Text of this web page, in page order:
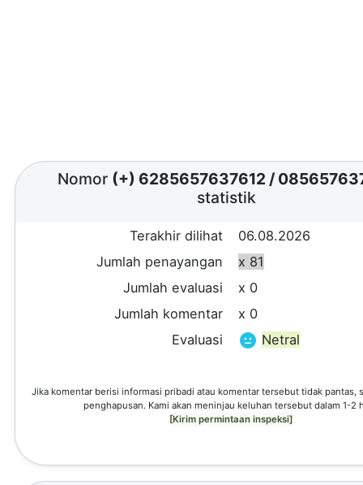
Nomor (+) 6285657637612 /
statistik
Terakhir dilihat
06.08.2026
Jumlah penayangan
x 81
Jumlah evaluasi
x 0
Jumlah komentar
x 0
Evaluasi
Netral
Jika komentar berisi informasi pribadi atau komentar tersebut tidak pantas,
penghapusan. Kami akan meninjau keluhan tersebut dalam 1-2
[Kirim permintaan inspeksi]